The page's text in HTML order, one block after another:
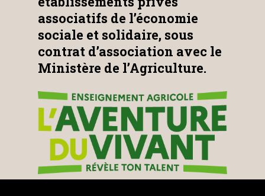
associatifs de l’économie
sociale et solidaire, sous
contrat d’association avec le
Ministère de l’Agriculture.